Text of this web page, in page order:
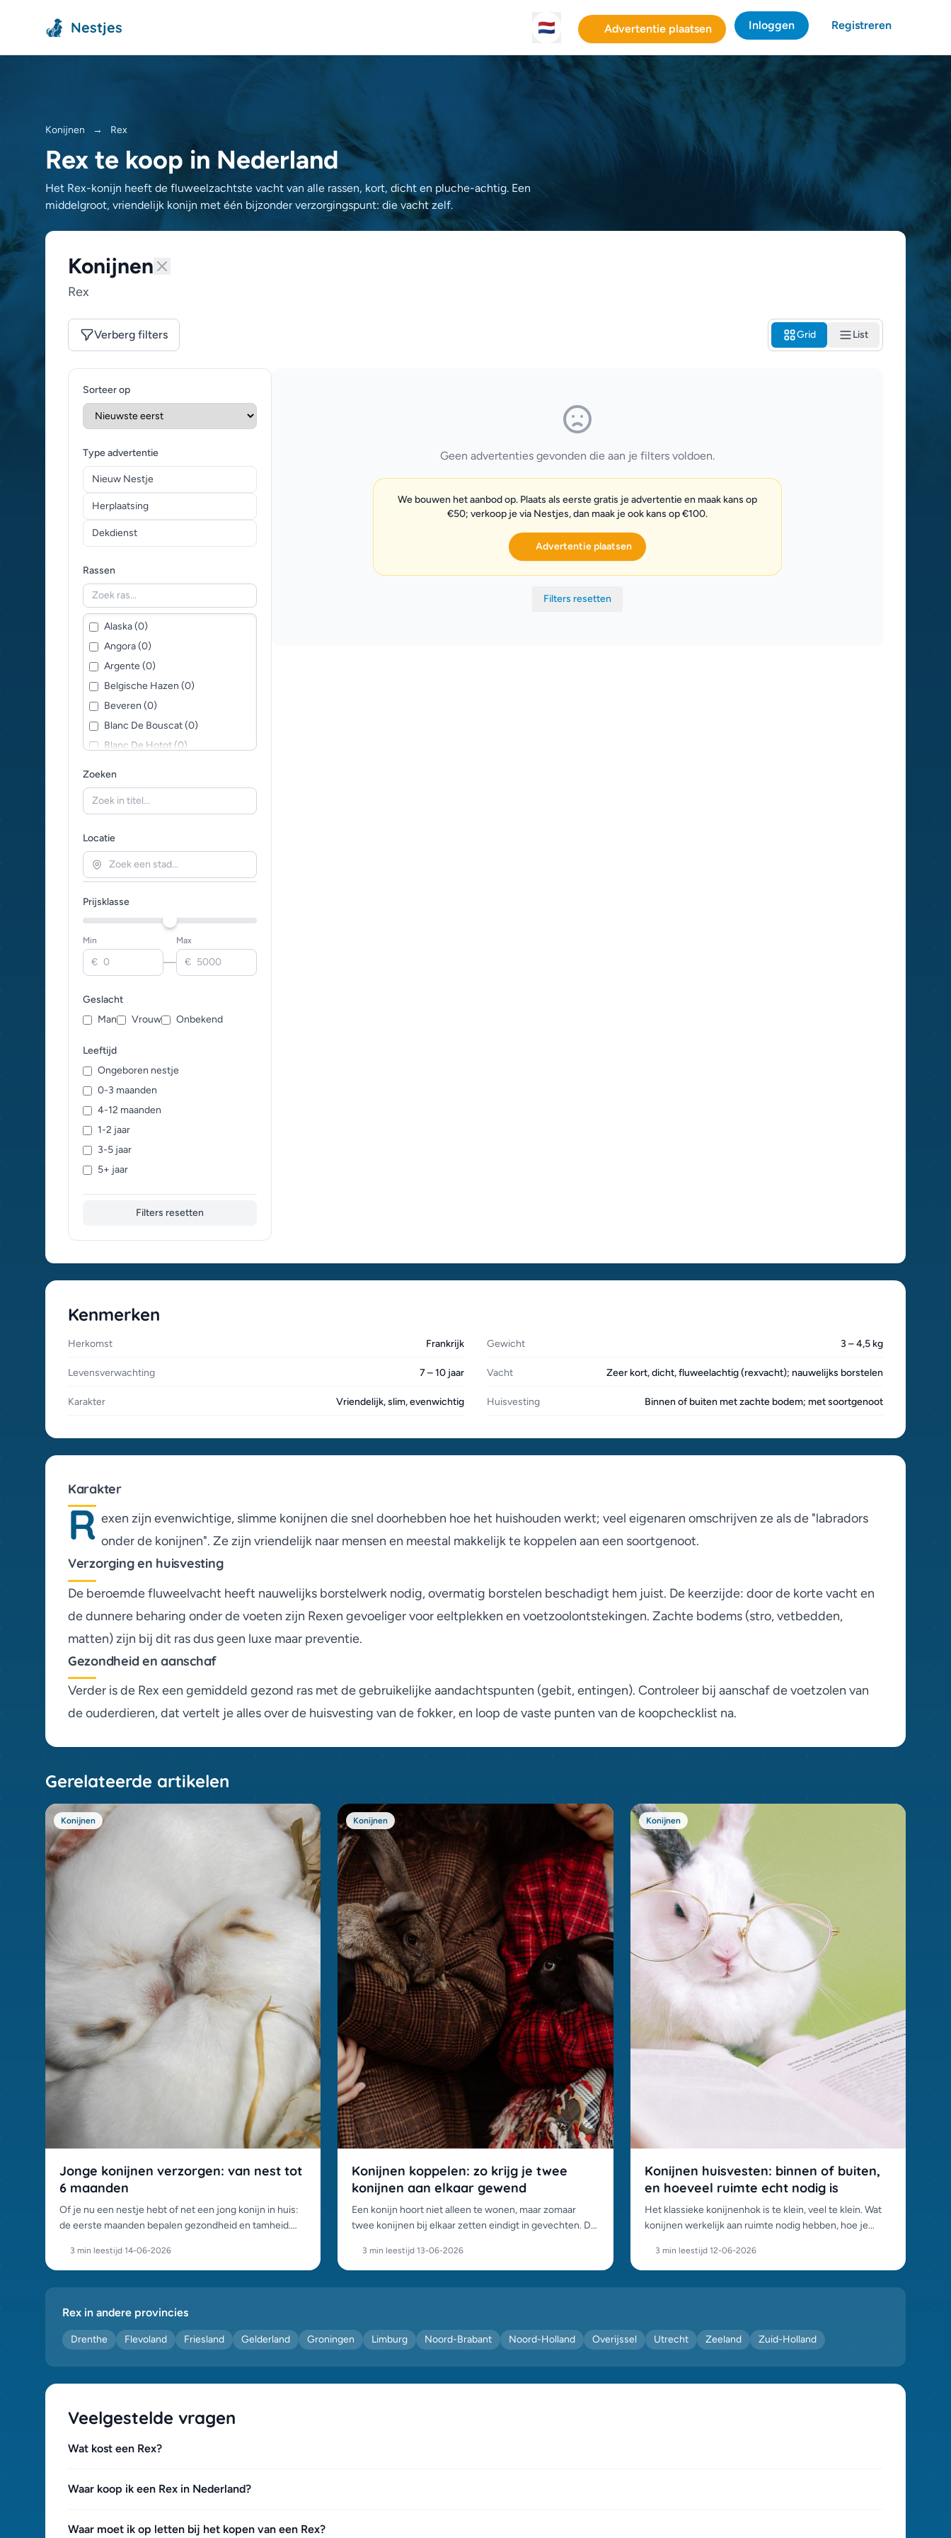
Nestjes 🇳🇱 Advertentie plaatsen Inloggen Registreren
Konijnen → Rex
Rex te koop in Nederland
Het Rex-konijn heeft de fluweelzachtste vacht van alle rassen, kort, dicht en pluche-achtig. Een
middelgroot, vriendelijk konijn met één bijzonder verzorgingspunt: die vacht zelf.
Konijnen
Rex
Verberg filters Grid List
Sorteer op
Type advertentie
Nieuw Nestje
Herplaatsing
Dekdienst
Rassen
Alaska (0)
Angora (0)
Argente (0)
Belgische Hazen (0)
Beveren (0)
Blanc De Bouscat (0)
Blanc De Hotot (0)
Britannia Petite (0)
Britse Reus (0)
Cashmere Lop (0)
Chinchilla (0)
Chinchilla Giganta (0)
Continental Giant (0)
Deilenaar (0)
Driekleurige Hollander (0)
Duitse Lop (0)
Dwarf Lop (0)
Eekhoorn (0)
Hulstlander (0)
Kruising (0)
Leeuwenkop (0)
Mini Leeuwenkop (0)
Mini Lop (0)
Nieuw-Zeeland (0)
Poolse (0)
Rex (0)
Rhinelander (0)
Sallander (0)
Schwarzgrannen (0)
Siberisch (0)
Tan (0)
Thrianta (0)
Thüringer (0)
Vienna (0)
Zilver (0)
Zilvervos (0)
Zoeken
Locatie
Prijsklasse
Min
€ —
Max
€
Geslacht
Man
Vrouw Onbekend
Leeftijd
Ongeboren nestje
0-3 maanden
4-12 maanden
1-2 jaar
3-5 jaar
5+ jaar
Filters resetten
Geen advertenties gevonden die aan je filters voldoen.
We bouwen het aanbod op. Plaats als eerste gratis je advertentie en maak kans op
€50; verkoop je via Nestjes, dan maak je ook kans op €100.
Advertentie plaatsen
Filters resetten
Kenmerken
Herkomst Frankrijk Gewicht 3 – 4,5 kg
Levensverwachting 7 – 10 jaar Vacht Zeer kort, dicht, fluweelachtig (rexvacht); nauwelijks borstelen
Karakter Vriendelijk, slim, evenwichtig Huisvesting Binnen of buiten met zachte bodem; met soortgenoot
Karakter
R exen zijn evenwichtige, slimme konijnen die snel doorhebben hoe het huishouden werkt; veel eigenaren omschrijven ze als de "labradors
onder de konijnen". Ze zijn vriendelijk naar mensen en meestal makkelijk te koppelen aan een soortgenoot.
Verzorging en huisvesting
De beroemde fluweelvacht heeft nauwelijks borstelwerk nodig, overmatig borstelen beschadigt hem juist. De keerzijde: door de korte vacht en
de dunnere beharing onder de voeten zijn Rexen gevoeliger voor eeltplekken en voetzoolontstekingen. Zachte bodems (stro, vetbedden,
matten) zijn bij dit ras dus geen luxe maar preventie.
Gezondheid en aanschaf
Verder is de Rex een gemiddeld gezond ras met de gebruikelijke aandachtspunten (gebit, entingen). Controleer bij aanschaf de voetzolen van
de ouderdieren, dat vertelt je alles over de huisvesting van de fokker, en loop de vaste punten van de koopchecklist na.
Gerelateerde artikelen
Konijnen
Jonge konijnen verzorgen: van nest tot
6 maanden
Of je nu een nestje hebt of net een jong konijn in huis:
de eerste maanden bepalen gezondheid en tamheid.
3 min leestijd·14-06-2026
Konijnen
Konijnen koppelen: zo krijg je twee
konijnen aan elkaar gewend
Een konijn hoort niet alleen te wonen, maar zomaar
twee konijnen bij elkaar zetten eindigt in gevechten. De
geslaagde koppeling.
3 min leestijd·13-06-2026
Konijnen
Konijnen huisvesten: binnen of buiten,
en hoeveel ruimte echt nodig is
Het klassieke konijnenhok is te klein, veel te klein. Wat
konijnen werkelijk aan ruimte nodig hebben, hoe je
seizoen.
3 min leestijd·12-06-2026
Rex in andere provincies
Drenthe Flevoland Friesland Gelderland Groningen Limburg Noord-Brabant Noord-Holland Overijssel Utrecht Zeeland Zuid-Holland
Veelgestelde vragen
Wat kost een Rex?
Waar koop ik een Rex in Nederland?
Waar moet ik op letten bij het kopen van een Rex?